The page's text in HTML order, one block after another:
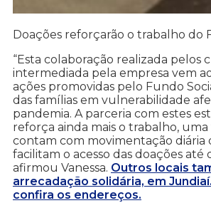
Doações reforçarão o trabalho do
“Esta colaboração realizada pelos
intermediada pela empresa vem
ações promovidas pelo Fundo
das famílias em vulnerabilidade
pandemia. A parceria com estes
reforça ainda mais o trabalho,
contam com movimentação diária
facilitam o acesso das doações até
afirmou Vanessa. Outros locais
arrecadação solidária, em
confira os endereços.